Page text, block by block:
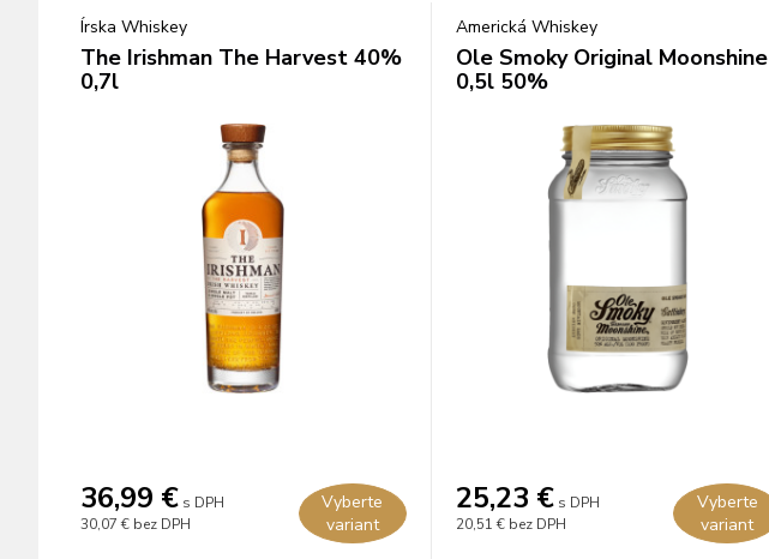
Írska Whiskey
The Irishman The Harvest 40%
0,7l
36,99 € s DPH
30,07 € bez DPH
Vyberte
variant
Americká Whiskey
Ole Smoky Original Moonshine
0,5l 50%
25,23 € s DPH
20,51 € bez DPH
Vyberte
variant